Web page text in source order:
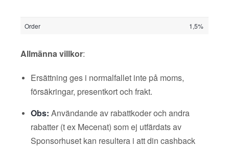
Order 1,5%
Allmänna villkor:
Ersättning ges i normalfallet inte på moms,
försäkringar, presentkort och frakt.
Obs: Användande av rabattkoder och andra
rabatter (t ex Mecenat) som ej utfärdats av
Sponsorhuset kan resultera i att din cashback